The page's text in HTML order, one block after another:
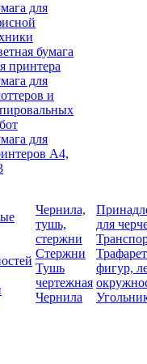
для
бумага
принтера
для
и
для
А4,
Чернила,
тушь,
стержни
Стержни
Тушь
чертежная
Чернила
для
фигур,